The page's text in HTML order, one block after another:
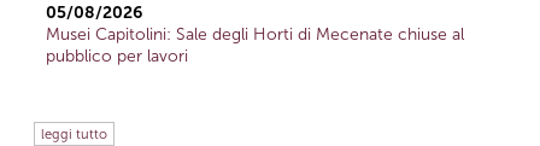
05/08/2026
Musei Capitolini: Sale degli Horti di Mecenate chiuse al
pubblico per lavori
leggi tutto